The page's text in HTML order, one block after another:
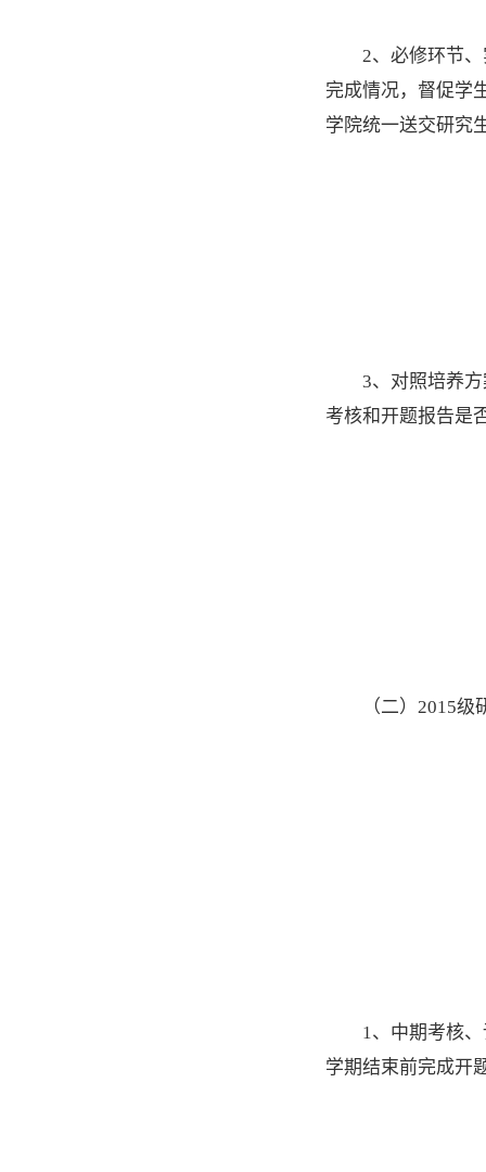
2、必修环节
完成情况，督促学
学院统一送交研究
3、对照培养
考核和开题报告是
（二）2015级
1、中期考核
学期结束前完成开